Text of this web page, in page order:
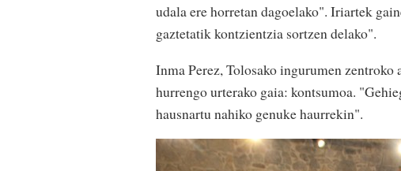
udala ere horretan dagoelako". Iriartek
gaztetatik kontzientzia sortzen delako".
Inma Perez, Tolosako ingurumen
hurrengo urterako gaia: kontsumoa.
hausnartu nahiko genuke haurrekin".